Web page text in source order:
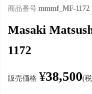
商品番号 mmmf_MF-1172
Masaki
1172
販売価格 ¥38,500